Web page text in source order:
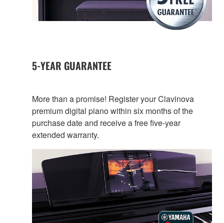
5-YEAR GUARANTEE
More than a promise! Register your Clavinova
premium digital piano within six months of the
purchase date and receive a free five-year
extended warranty.